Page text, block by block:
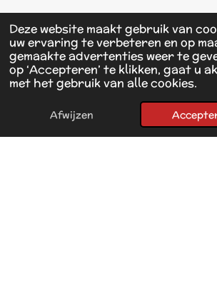
Deze website maakt gebruik van
uw ervaring te verbeteren en op
gemaakte advertenties weer te
op ‘Accepteren’ te klikken, gaat u
met het gebruik van alle cookies.
Afwijzen
b
o
o
k
E-mailadres Telefoonnummer Kaart